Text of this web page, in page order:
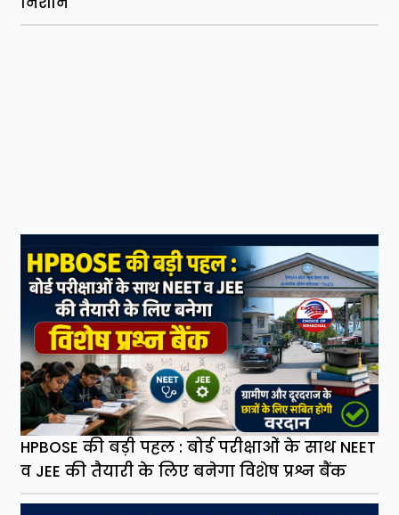
HPBOSE की बड़ी पहल : बोर्ड परीक्षाओं के साथ NEET
व JEE की तैयारी के लिए बनेगा विशेष प्रश्न बैंक